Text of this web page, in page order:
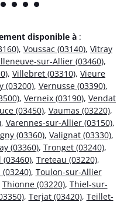
disponible à :
, Voussac (03140), Vitray
sur-Allier (03460),
, Villebret (03310), Vieure
(03200), Vernusse (03390),
, Verneix (03190), Vendat
(03450), Vaumas (03220),
, Varennes-sur-Allier (03150),
(03360), Valignat (03330),
(03360), Tronget (03240),
(03460), Treteau (03220),
, Toulon-sur-Allier
Thionne (03220), Thiel-sur-
, Terjat (03420), Teillet-